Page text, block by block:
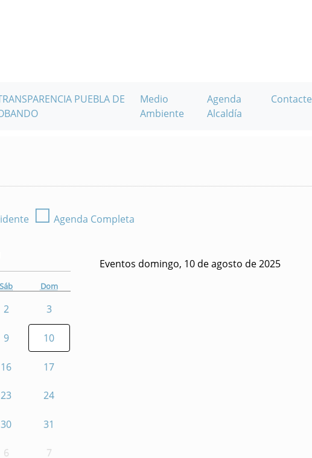
PUEBLA DE
Medio
Ambiente
Agenda
Alcaldía
Contacte
☐ Agenda Completa
Sáb Dom
2 3
9 10
16 17
23 24
30 31
6 7
Eventos domingo, 10 de agosto de 2025